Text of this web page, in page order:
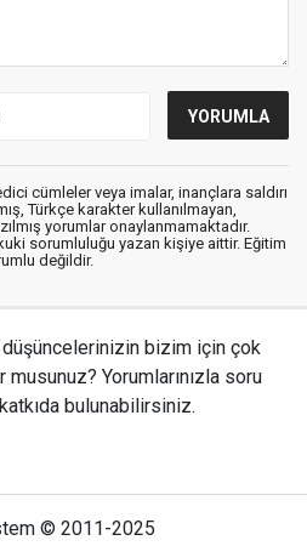
cümleler veya imalar, inançlara saldırı
Türkçe karakter kullanılmayan,
yorumlar onaylanmamaktadır.
sorumluluğu yazan kişiye aittir. Eğitim
değildir.
düşüncelerinizin bizim için çok
Yorumlarınızla soru
bulunabilirsiniz.
© 2011-2025